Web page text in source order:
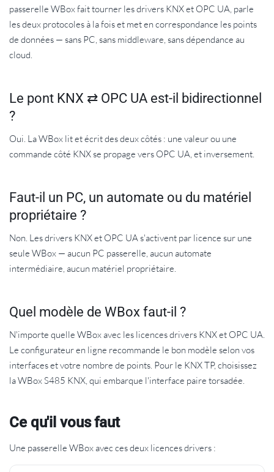
passerelle WBox fait tourner les drivers KNX et OPC UA, parle
les deux protocoles à la fois et met en correspondance les points
de données — sans PC, sans middleware, sans dépendance au
cloud.
Le pont KNX ⇄ OPC UA est-il bidirectionnel
?
Oui. La WBox lit et écrit des deux côtés : une valeur ou une
commande côté KNX se propage vers OPC UA, et inversement.
Faut-il un PC, un automate ou du matériel
propriétaire ?
Non. Les drivers KNX et OPC UA s'activent par licence sur une
seule WBox — aucun PC passerelle, aucun automate
intermédiaire, aucun matériel propriétaire.
Quel modèle de WBox faut-il ?
N'importe quelle WBox avec les licences drivers KNX et OPC UA.
Le configurateur en ligne recommande le bon modèle selon vos
interfaces et votre nombre de points. Pour le KNX TP, choisissez
la WBox S485 KNX, qui embarque l'interface paire torsadée.
Ce qu'il vous faut
Une passerelle WBox avec ces deux licences drivers :